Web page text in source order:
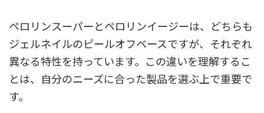
ペロリンスーパーとペロリンイージーは、どちらも
ジェルネイルのピールオフベースですが、それぞれ
異なる特性を持っています。この違いを理解するこ
とは、自分のニーズに合った製品を選ぶ上で重要で
す。